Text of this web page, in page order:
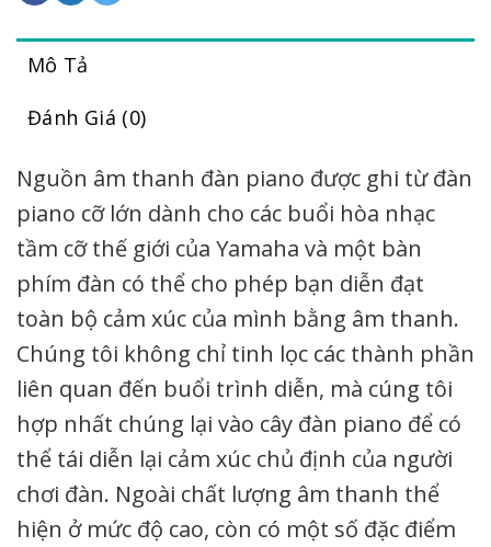
Mô Tả
Đánh Giá (0)
Nguồn âm thanh đàn piano được ghi từ đàn
piano cỡ lớn dành cho các buổi hòa nhạc
tầm cỡ thế giới của Yamaha và một bàn
phím đàn có thể cho phép bạn diễn đạt
toàn bộ cảm xúc của mình bằng âm thanh.
Chúng tôi không chỉ tinh lọc các thành phần
liên quan đến buổi trình diễn, mà cúng tôi
hợp nhất chúng lại vào cây đàn piano để có
thể tái diễn lại cảm xúc chủ định của người
chơi đàn. Ngoài chất lượng âm thanh thể
hiện ở mức độ cao, còn có một số đặc điểm